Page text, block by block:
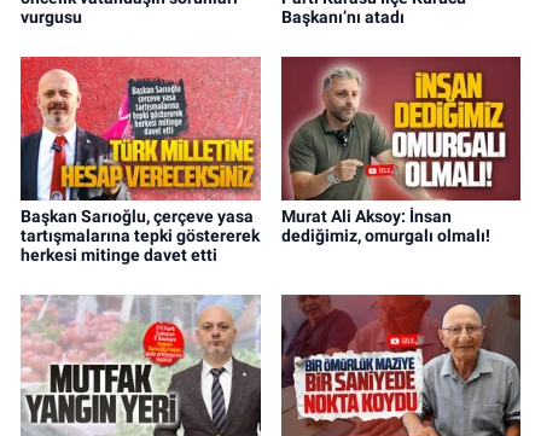
vurgusu
Başkanı’nı atadı
Başkan Sarıoğlu, çerçeve yasa
tartışmalarına tepki göstererek
herkesi mitinge davet etti
Murat Ali Aksoy: İnsan
dediğimiz, omurgalı olmalı!